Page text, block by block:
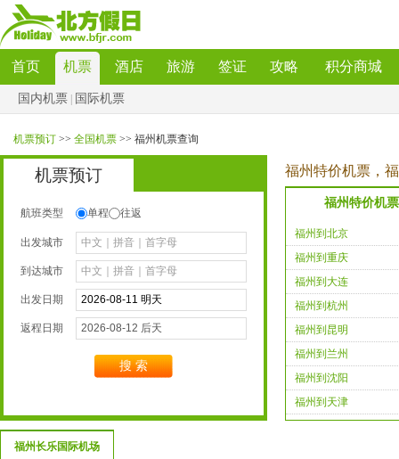
首页 机票 酒店 旅游 签证 攻略 积分商城
国内机票 国际机票
机票预订 >> 全国机票 >>福州机票查询
机票预订
航班类型 单程 往返
出发城市
到达城市
出发日期
返程日期
搜索
福州特价机票，
福州特价机
福州到北京
福州到重庆
福州到大连
福州到杭州
福州到昆明
福州到兰州
福州到沈阳
福州到天津
福州长乐国际机场